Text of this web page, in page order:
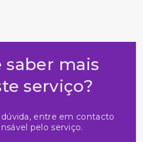
saber mais
serviço?
entre em contacto
pelo serviço.